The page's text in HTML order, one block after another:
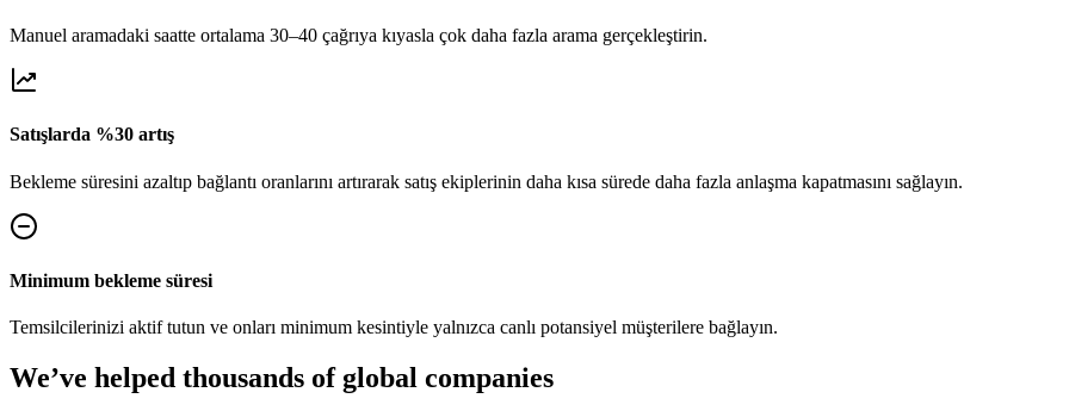
Manuel aramadaki saatte ortalama 30–40 çağrıya kıyasla çok daha fazla arama gerçekleştirin.
Satışlarda %30 artış
Bekleme süresini azaltıp bağlantı oranlarını artırarak satış ekiplerinin daha kısa sürede daha fazla anlaşma kapatmasını sağlayın.
Minimum bekleme süresi
Temsilcilerinizi aktif tutun ve onları minimum kesintiyle yalnızca canlı potansiyel müşterilere bağlayın.
We’ve helped thousands of global companies